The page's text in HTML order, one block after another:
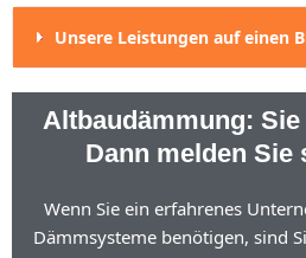
Unsere Leistungen auf einen
Altbaudämmung: Sie
Dann melden Sie
Wenn Sie ein erfahrenes
Dämmsysteme benötigen, sind